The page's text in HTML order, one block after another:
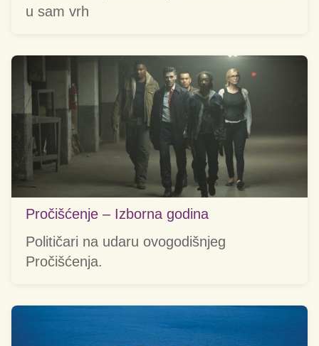
u sam vrh
Pročišćenje – Izborna godina
Političari na udaru ovogodišnjeg
Pročišćenja.